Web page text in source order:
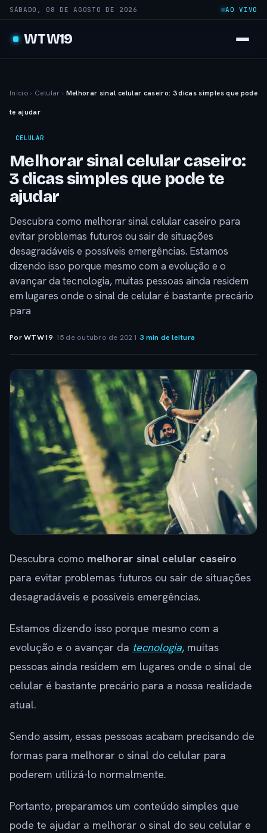
SÁBADO, 08 DE AGOSTO DE 2026 AO VIVO
WTW19
Início › Celular › Melhorar sinal celular caseiro: 3 dicas simples que pode
te ajudar
CELULAR
Melhorar sinal celular caseiro:
3 dicas simples que pode te
ajudar
Descubra como melhorar sinal celular caseiro para
evitar problemas futuros ou sair de situações
desagradáveis e possíveis emergências. Estamos
dizendo isso porque mesmo com a evolução e o
avançar da tecnologia, muitas pessoas ainda residem
em lugares onde o sinal de celular é bastante precário
para
Por WTW19· 15 de outubro de 2021·3 min de leitura
Descubra como melhorar sinal celular caseiro
para evitar problemas futuros ou sair de situações
desagradáveis e possíveis emergências.
Estamos dizendo isso porque mesmo com a
evolução e o avançar da tecnologia, muitas
pessoas ainda residem em lugares onde o sinal de
celular é bastante precário para a nossa realidade
atual.
Sendo assim, essas pessoas acabam precisando de
formas para melhorar o sinal do celular para
poderem utilizá-lo normalmente.
Portanto, preparamos um conteúdo simples que
pode te ajudar a melhorar o sinal do seu celular e